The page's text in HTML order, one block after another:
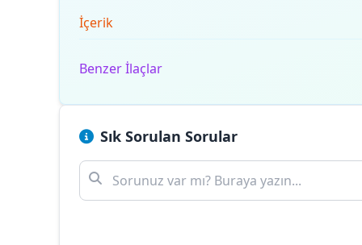
İçerik
Benzer İlaçlar
Sık Sorulan Sorular